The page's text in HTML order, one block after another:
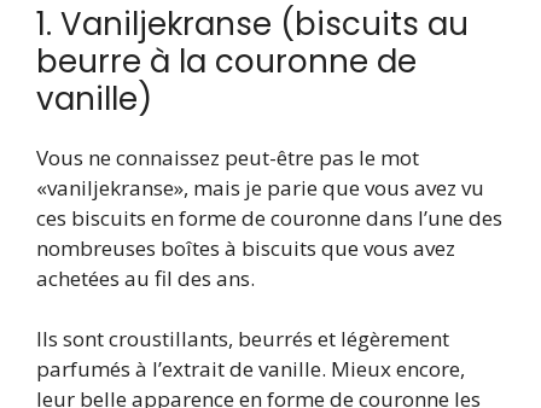
1. Vaniljekranse (biscuits au
beurre à la couronne de
vanille)
Vous ne connaissez peut-être pas le mot
«vaniljekranse», mais je parie que vous avez vu
ces biscuits en forme de couronne dans l’une des
nombreuses boîtes à biscuits que vous avez
achetées au fil des ans.
Ils sont croustillants, beurrés et légèrement
parfumés à l’extrait de vanille. Mieux encore,
leur belle apparence en forme de couronne les